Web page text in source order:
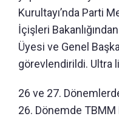
Kurultayı’nda Parti
İçişleri
Üyesi ve Genel
görevlendirildi. Ultra
26 ve 27.
26. Dönemde